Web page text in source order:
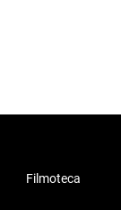
Filmoteca